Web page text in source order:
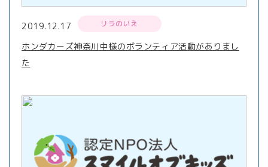
2019.12.17 リラのいえ
ホンダカーズ神奈川中様のボランティア活動がありまし
た